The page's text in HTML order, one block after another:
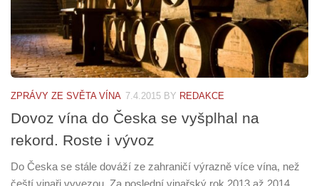
ZPRÁVY ZE SVĚTA VÍNA 7.4.2015 BY REDAKCE
Dovoz vína do Česka se vyšplhal na
rekord. Roste i vývoz
Do Česka se stále dováží ze zahraničí výrazně více vína, než
čeští vinaři vyvezou. Za poslední vinařský rok 2013 až 2014